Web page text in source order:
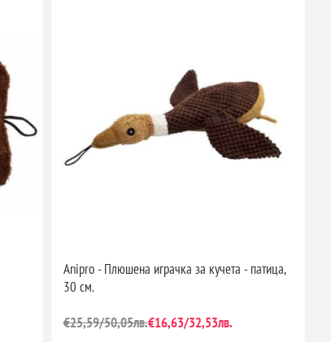
Anipro - Плюшена играчка за кучета - патица,
30 см.
€25,59/50,05лв.€16,63/32,53лв.